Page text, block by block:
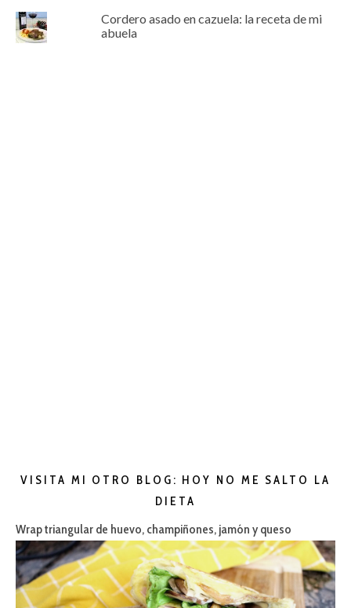
Cordero asado en cazuela: la receta de mi
abuela
VISITA MI OTRO BLOG: HOY NO ME SALTO LA
DIETA
Wrap triangular de huevo, champiñones, jamón y queso